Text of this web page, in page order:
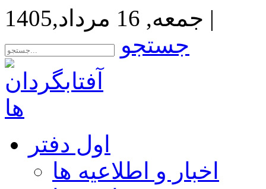
جمعه, 16 مرداد,1405 |
جستجو
اول دفتر
اخبار و اطلاعیه ها